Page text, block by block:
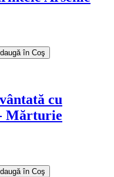
cu
Mărturie